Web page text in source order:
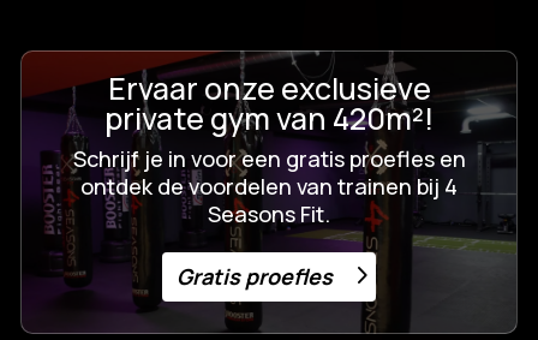
Ervaar onze exclusieve
private gym van 420m²!
Schrijf je in voor een gratis proefles en
ontdek de voordelen van trainen bij 4
Seasons Fit.
Gratis proefles